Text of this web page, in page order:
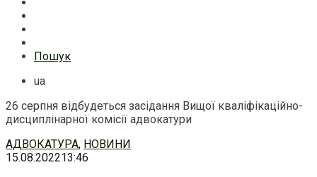
Пошук
ua
26 серпня відбудеться засідання Вищої кваліфікаційно-
дисциплінарної комісії адвокатури
Перейти
до
АДВОКАТУРА, НОВИНИ
15.08.202213:46